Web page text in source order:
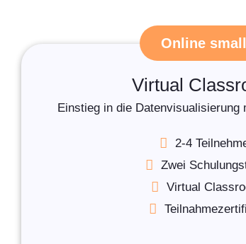
Online small
Virtual
Einstieg in die Datenvisualisierung
2-4
Zwei
Virtual